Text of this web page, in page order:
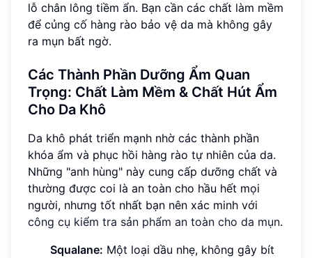
lỗ chân lông tiềm ẩn. Bạn cần các chất làm mềm
để củng cố hàng rào bảo vệ da mà không gây
ra mụn bất ngờ.
Các Thành Phần Dưỡng Ẩm Quan
Trọng: Chất Làm Mềm & Chất Hút Ẩm
Cho Da Khô
Da khô phát triển mạnh nhờ các thành phần
khóa ẩm và phục hồi hàng rào tự nhiên của da.
Những "anh hùng" này cung cấp dưỡng chất và
thường được coi là an toàn cho hầu hết mọi
người, nhưng tốt nhất bạn nên xác minh với
công cụ kiểm tra sản phẩm an toàn cho da mụn.
Squalane: Một loại dầu nhẹ, không gây bít